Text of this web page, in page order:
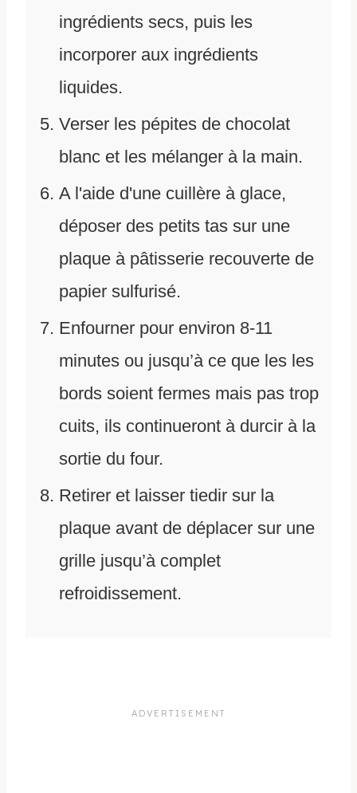
ingrédients secs, puis les
incorporer aux ingrédients
liquides.
Verser les pépites de chocolat
blanc et les mélanger à la main.
A l'aide d'une cuillère à glace,
déposer des petits tas sur une
plaque à pâtisserie recouverte de
papier sulfurisé.
Enfourner pour environ 8-11
minutes ou jusqu’à ce que les les
bords soient fermes mais pas trop
cuits, ils continueront à durcir à la
sortie du four.
Retirer et laisser tiedir sur la
plaque avant de déplacer sur une
grille jusqu’à complet
refroidissement.